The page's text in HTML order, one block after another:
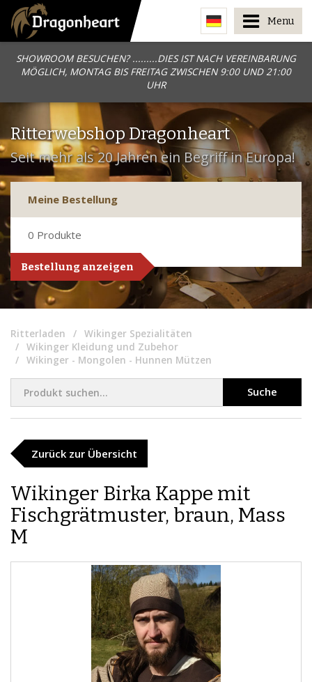
SHOWROOM BESUCHEN? .........DIES IST NACH VEREINBARUNG
MÖGLICH, MONTAG BIS FREITAG ZWISCHEN 9:00 UND 21:00
UHR
Menu
Ritterwebshop Dragonheart
Seit mehr als 20 Jahren ein Begriff in Europa!
Meine Bestellung
0 Produkte
Bestellung anzeigen
Ritterladen
Wikinger Spezialitäten
Wikinger Kleidung und Zubehor
Wikinger - Mongolen - Hunnen Mützen
Suche
Zurück zur Übersicht
Wikinger Birka Kappe mit
Fischgrätmuster, braun, Mass
M